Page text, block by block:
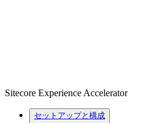
Sitecore Experience Accelerator
セットアップと構成